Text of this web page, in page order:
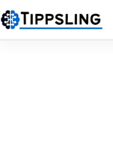
Inhalt
springen